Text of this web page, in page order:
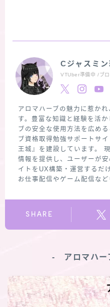
Cジャスミ
VTUber準備中 /ブ
アロマハーブの魅力に惹か
す。豊富な知識と経験を活
ブの安全な使用方法を広め
ブ資格取得勉強サポートサ
王城』を建設しています。
情報を提供し、ユーザーが
イトをUX構築・運営するだ
お仕事配信やゲーム配信など
SHARE
‐ アロマハー